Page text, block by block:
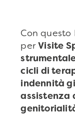
Con questo
perVisite
cicli di
indennità
assistenza